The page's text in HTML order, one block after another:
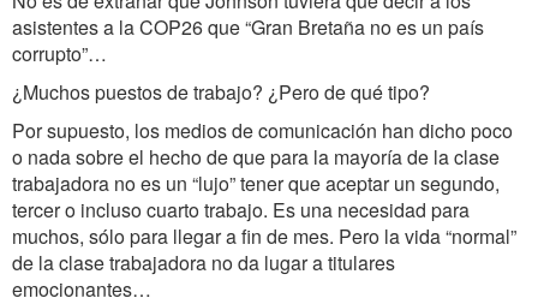
asistentes a la COP26 que “Gran Bretaña no es un país
corrupto”…
¿Muchos puestos de trabajo? ¿Pero de qué tipo?
Por supuesto, los medios de comunicación han dicho poco
o nada sobre el hecho de que para la mayoría de la clase
trabajadora no es un “lujo” tener que aceptar un segundo,
tercer o incluso cuarto trabajo. Es una necesidad para
muchos, sólo para llegar a fin de mes. Pero la vida “normal”
de la clase trabajadora no da lugar a titulares
emocionantes…